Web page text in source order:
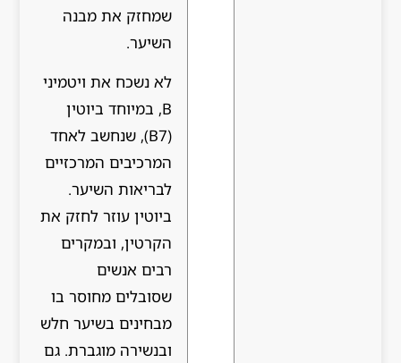
שמחזק את מבנה
לא נשכח את ויטמיני
B, במיוחד ביוטין
(B7), שנחשב לאחד
המרכיבים המרכזיים
לבריאות השיער.
ביוטין עוזר לחזק את
הקרטין, ובמקרים
רבים אנשים
שסובלים מחוסר בו
מבחינים בשיער חלש
ובנשירה מוגברת. גם